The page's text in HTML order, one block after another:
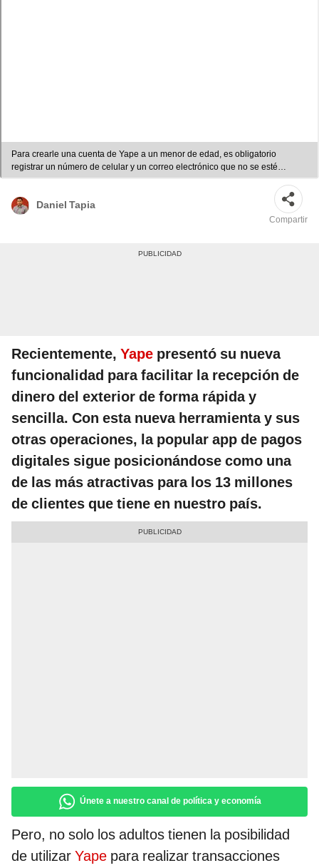
Para crearle una cuenta de Yape a un menor de edad, es obligatorio
registrar un número de celular y un correo electrónico que no se esté
usando en otra cuenta. Foto: composición LR/Yape
Daniel Tapia
Compartir
Recientemente, Yape presentó su nueva
funcionalidad para facilitar la recepción de
dinero del exterior de forma rápida y
sencilla. Con esta nueva herramienta y sus
otras operaciones, la popular app de pagos
digitales sigue posicionándose como una
de las más atractivas para los 13 millones
de clientes que tiene en nuestro país.
Únete a nuestro canal de política y economía
Pero, no solo los adultos tienen la posibilidad
de utilizar Yape para realizar transacciones